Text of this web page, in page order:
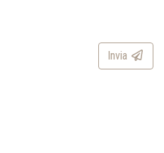
Invia